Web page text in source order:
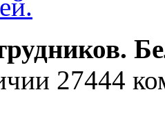
27444